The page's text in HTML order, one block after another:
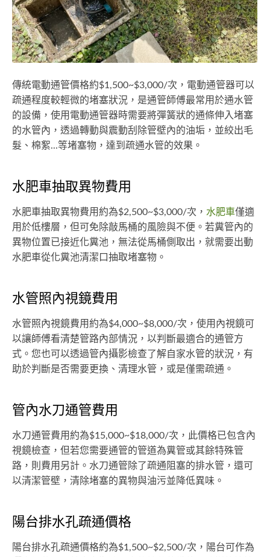
傳統電動通管價格約$1,500~$3,000/次，電動通管器可以
疏通程度較輕微的堵塞狀況，是通管師傅最常用於通水管
的設備，使用電動通管器時需要將彈簧狀的通條伸入堵塞
的水管內，透過轉動與震動刮除管壁內的油垢，並絞出毛
髮、棉絮...等堵塞物，達到疏通水管的效果。
水肥車抽取異物費用
水肥車抽取異物費用約為$2,500~$3,000/次， 水肥車僅適
用於低樓層，但可免除敲馬桶的風險與不便。若糞管內的
異物位置已接近化糞池，無法從馬桶側取出，就需要出動
水肥車從化糞池清潔口抽取堵塞物。
水管照內視鏡費用
水管照內視鏡費用約為$4,000~$8,000/次，使用內視鏡可
以讓師傅看清楚管路內部情況，以判斷最適合的通管方
式。您也可以透過管內攝影檢查了解自家水管的狀況，有
助於判斷是否需要更換、清理水管，或是僅需疏通。
管內水刀通管費用
水刀通管費用約為$15,000~$18,000/次，此價格已包含內
視鏡檢查，但若您需要通管的管道為糞管或其餘特殊管
路，則費用另計。水刀通管除了疏通阻塞的排水管，還可
以清潔管壁，清除堵塞的異物與油污並降低異味。
陽台排水孔疏通價格
陽台排水孔疏通價格約為$1,500~$2,500/次，陽台可作為